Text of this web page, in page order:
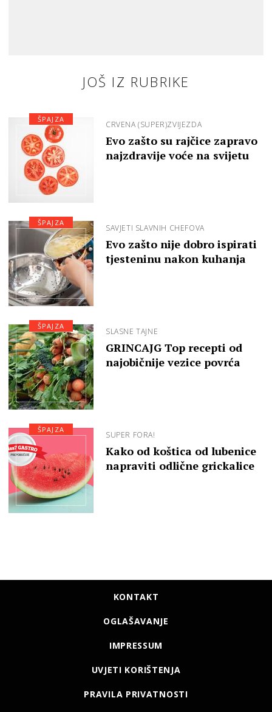
JOŠ IZ RUBRIKE
CRVENA (SUPER)ZVIJEZDA
Evo zašto su rajčice zapravo
najzdravije voće na svijetu
ŠPAJZA
SAVJETI SLAVNIH CHEFOVA
Evo zašto nije dobro ispirati
tjesteninu nakon kuhanja
ŠPAJZA
SLASNE TAJNE
GRINCAJG Top recepti od
najobičnije vezice povrća
ŠPAJZA
SUPER FORA!
Kako od koštica od lubenice
napraviti odlične grickalice
ŠPAJZA
KONTAKT
OGLAŠAVANJE
IMPRESSUM
UVJETI KORIŠTENJA
PRAVILA PRIVATNOSTI